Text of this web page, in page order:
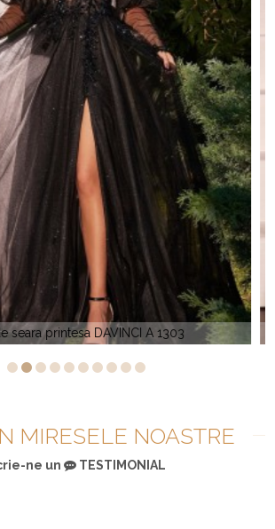
de seara cristale DAVINCI CC 398
MIRESELE NOASTRE
ne un TESTIMONIAL